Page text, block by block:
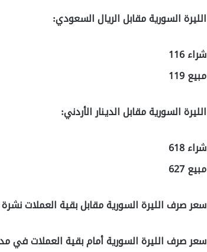
الليرة السورية مقابل الريال السعودي:
شراء 116
مبيع 119
الليرة السورية مقابل الدينار الأردني:
شراء 618
مبيع 627
سعر صرف الليرة السورية مقابل بقية العملات نشرة لـ يوم
سعر صرف الليرة السورية أمام بقية العملات في